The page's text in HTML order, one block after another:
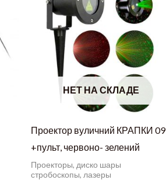
НЕТ НА СКЛАДЕ
Проектор вуличний КРАПКИ 09
+пульт, червоно- зелений
Проекторы, диско шары
стробоскопы, лазеры